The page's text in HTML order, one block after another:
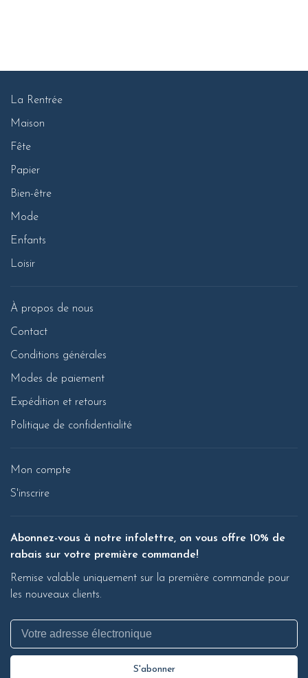
La Rentrée
Maison
Fête
Papier
Bien-être
Mode
Enfants
Loisir
À propos de nous
Contact
Conditions générales
Modes de paiement
Expédition et retours
Politique de confidentialité
Mon compte
S'inscrire
Abonnez-vous à notre infolettre, on vous offre 10% de
rabais sur votre première commande!
Remise valable uniquement sur la première commande pour
les nouveaux clients.
S'abonner